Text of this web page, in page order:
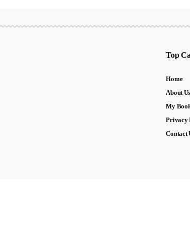
Top
Home
About Us
My
Privacy
Contact